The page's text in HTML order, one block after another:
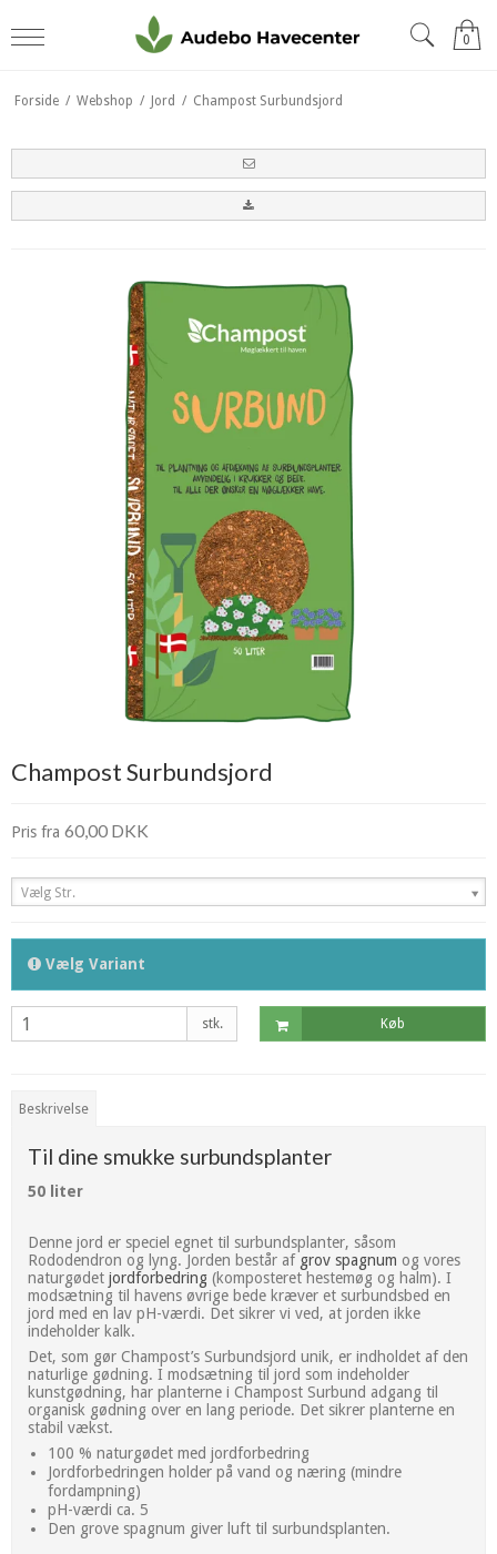
0
Forside / Webshop / Jord / Champost Surbundsjord
Champost Surbundsjord
Pris fra 60,00 DKK
Vælg Str.
Vælg Variant
stk. Køb
Beskrivelse
Til dine smukke surbundsplanter
50 liter
Denne jord er speciel egnet til surbundsplanter, såsom
Rododendron og lyng. Jorden består af grov spagnum og vores
naturgødet jordforbedring (komposteret hestemøg og halm). I
modsætning til havens øvrige bede kræver et surbundsbed en
jord med en lav pH-værdi. Det sikrer vi ved, at jorden ikke
indeholder kalk.
Det, som gør Champost’s Surbundsjord unik, er indholdet af den
naturlige gødning. I modsætning til jord som indeholder
kunstgødning, har planterne i Champost Surbund adgang til
organisk gødning over en lang periode. Det sikrer planterne en
stabil vækst.
100 % naturgødet med jordforbedring
Jordforbedringen holder på vand og næring (mindre
fordampning)
pH-værdi ca. 5
Den grove spagnum giver luft til surbundsplanten.